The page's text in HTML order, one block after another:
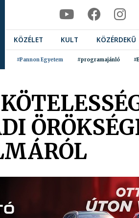
KÖZÉLET KULT KÖZÉRDEKŰ
#Pannon Egyetem #programajánló